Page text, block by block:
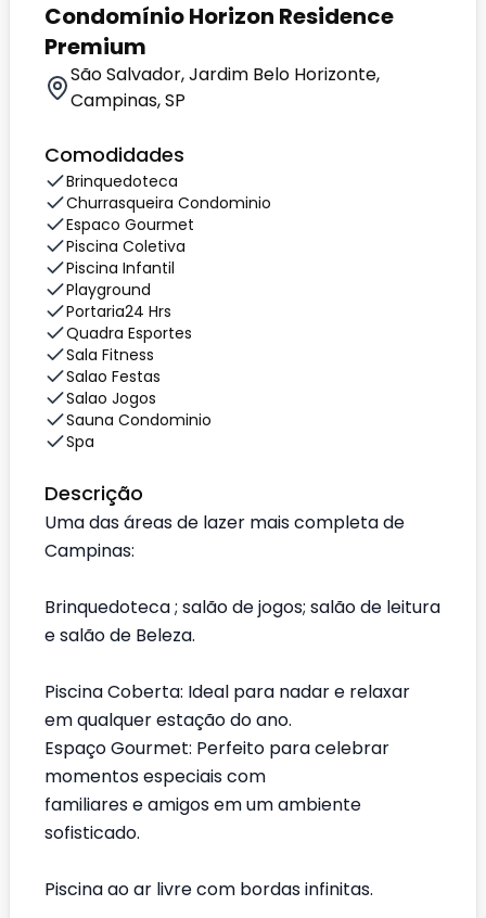
Condomínio Horizon Residence
Premium
São Salvador, Jardim Belo Horizonte,
Campinas, SP
Comodidades
Brinquedoteca
Churrasqueira Condominio
Espaco Gourmet
Piscina Coletiva
Piscina Infantil
Playground
Portaria24 Hrs
Quadra Esportes
Sala Fitness
Salao Festas
Salao Jogos
Sauna Condominio
Spa
Descrição
Uma das áreas de lazer mais completa de
Campinas:
Brinquedoteca ; salão de jogos; salão de leitura
e salão de Beleza.
Piscina Coberta: Ideal para nadar e relaxar
em qualquer estação do ano.
Espaço Gourmet: Perfeito para celebrar
momentos especiais com
familiares e amigos em um ambiente
sofisticado.
Piscina ao ar livre com bordas infinitas.